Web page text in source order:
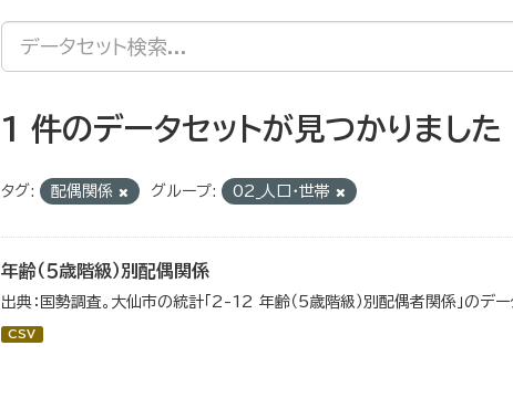
1 件のデータセットが見つかりました
タグ: 配偶関係 グループ: 02_人口・世帯
年齢（５歳階級）別配偶関係
出典：国勢調査。大仙市の統計「2-12 年齢（5歳階級）別配偶者関係」のデー
CSV